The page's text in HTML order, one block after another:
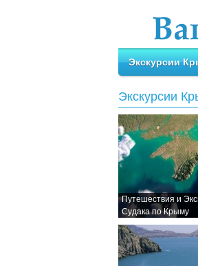
Экскурсии
Экскурсии
Путешествия и
Судака по Крыму